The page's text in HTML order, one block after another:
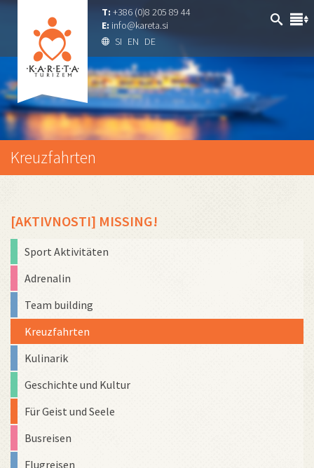
T: +386 (0)8 205 89 44
E: info@kareta.si
SI EN DE
Kreuzfahrten
[AKTIVNOSTI] MISSING!
Sport Aktivitäten
Adrenalin
Team building
Kreuzfahrten
Kulinarik
Geschichte und Kultur
Für Geist und Seele
Busreisen
Flugreisen